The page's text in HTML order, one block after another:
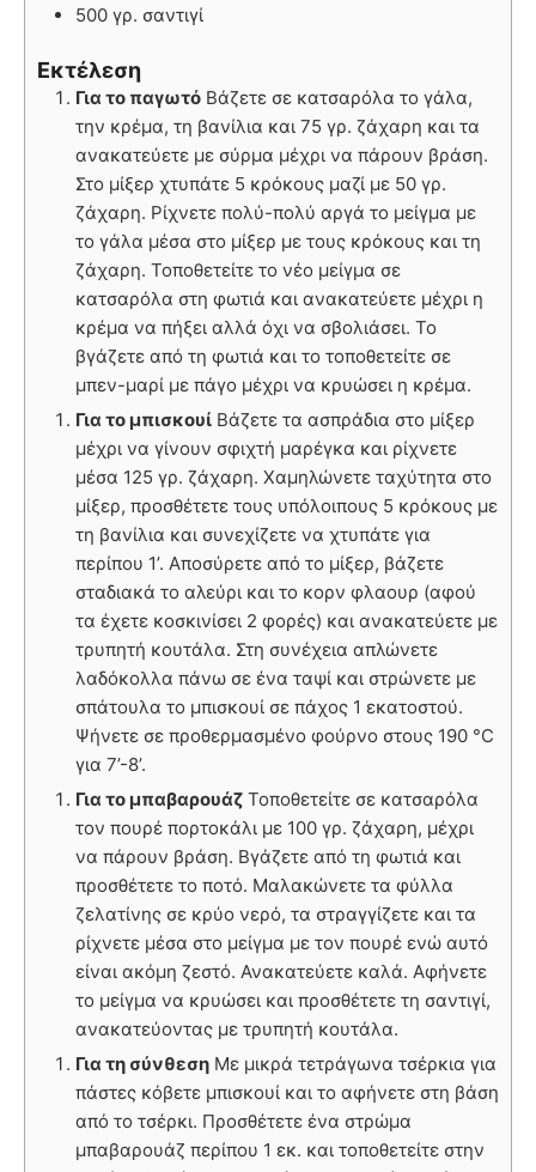
500 γρ. σαντιγί
Εκτέλεση
Για το παγωτό Βάζετε σε κατσαρόλα το γάλα,
την κρέμα, τη βανίλια και 75 γρ. ζάχαρη και τα
ανακατεύετε με σύρμα μέχρι να πάρουν βράση.
Στο μίξερ χτυπάτε 5 κρόκους μαζί με 50 γρ.
ζάχαρη. Ρίχνετε πολύ-πολύ αργά το μείγμα με
το γάλα μέσα στο μίξερ με τους κρόκους και τη
ζάχαρη. Τοποθετείτε το νέο μείγμα σε
κατσαρόλα στη φωτιά και ανακατεύετε μέχρι η
κρέμα να πήξει αλλά όχι να σβολιάσει. Το
βγάζετε από τη φωτιά και το τοποθετείτε σε
μπεν-μαρί με πάγο μέχρι να κρυώσει η κρέμα.
Για το μπισκουί Βάζετε τα ασπράδια στο μίξερ
μέχρι να γίνουν σφιχτή μαρέγκα και ρίχνετε
μέσα 125 γρ. ζάχαρη. Χαμηλώνετε ταχύτητα στο
μίξερ, προσθέτετε τους υπόλοιπους 5 κρόκους με
τη βανίλια και συνεχίζετε να χτυπάτε για
περίπου 1’. Αποσύρετε από το μίξερ, βάζετε
σταδιακά το αλεύρι και το κορν φλαουρ (αφού
τα έχετε κοσκινίσει 2 φορές) και ανακατεύετε με
τρυπητή κουτάλα. Στη συνέχεια απλώνετε
λαδόκολλα πάνω σε ένα ταψί και στρώνετε με
σπάτουλα το μπισκουί σε πάχος 1 εκατοστού.
Ψήνετε σε προθερμασμένο φούρνο στους 190 °C
για 7’-8’.
Για το μπαβαρουάζ Τοποθετείτε σε κατσαρόλα
τον πουρέ πορτοκάλι με 100 γρ. ζάχαρη, μέχρι
να πάρουν βράση. Βγάζετε από τη φωτιά και
προσθέτετε το ποτό. Μαλακώνετε τα φύλλα
ζελατίνης σε κρύο νερό, τα στραγγίζετε και τα
ρίχνετε μέσα στο μείγμα με τον πουρέ ενώ αυτό
είναι ακόμη ζεστό. Ανακατεύετε καλά. Αφήνετε
το μείγμα να κρυώσει και προσθέτετε τη σαντιγί,
ανακατεύοντας με τρυπητή κουτάλα.
Για τη σύνθεση Με μικρά τετράγωνα τσέρκια για
πάστες κόβετε μπισκουί και το αφήνετε στη βάση
από το τσέρκι. Προσθέτετε ένα στρώμα
μπαβαρουάζ περίπου 1 εκ. και τοποθετείτε στην